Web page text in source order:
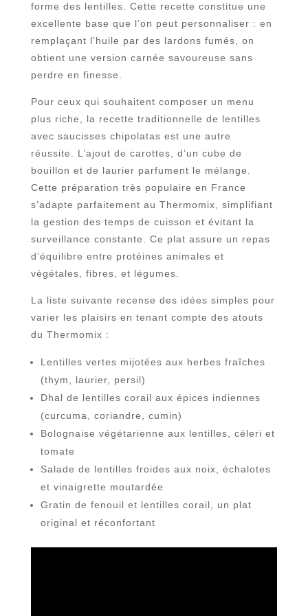
forme des lentilles. Cette recette constitue une
excellente base que l’on peut personnaliser : en
remplaçant l’huile par des lardons fumés, on
obtient une version carnée savoureuse sans
perdre en finesse.
Pour ceux qui souhaitent composer un menu
plus riche, la recette traditionnelle de lentilles
avec saucisses chipolatas est une autre
réussite. L’ajout de carottes, d’un cube de
bouillon et de laurier parfument le mélange.
Cette préparation très populaire en France
s’adapte parfaitement au Thermomix, simplifiant
la gestion des temps de cuisson et évitant la
surveillance constante. Ce plat assure un repas
d’équilibre entre protéines animales et
végétales, fibres, et légumes.
La liste suivante recense des idées simples pour
varier les plaisirs en tenant compte des atouts
du Thermomix :
Lentilles vertes mijotées aux herbes fraîches
(thym, laurier, persil)
Dhal de lentilles corail aux épices indiennes
(curcuma, coriandre, cumin)
Bolognaise végétarienne aux lentilles, céleri et
tomate
Salade de lentilles froides aux noix, échalotes
et vinaigrette moutardée
Gratin de fenouil et lentilles corail, un plat
original et réconfortant